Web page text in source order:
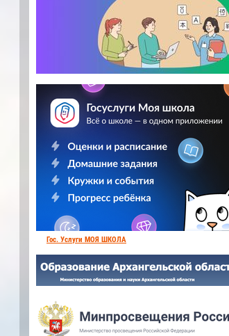
Гос. Услуги МОЯ ШКОЛА